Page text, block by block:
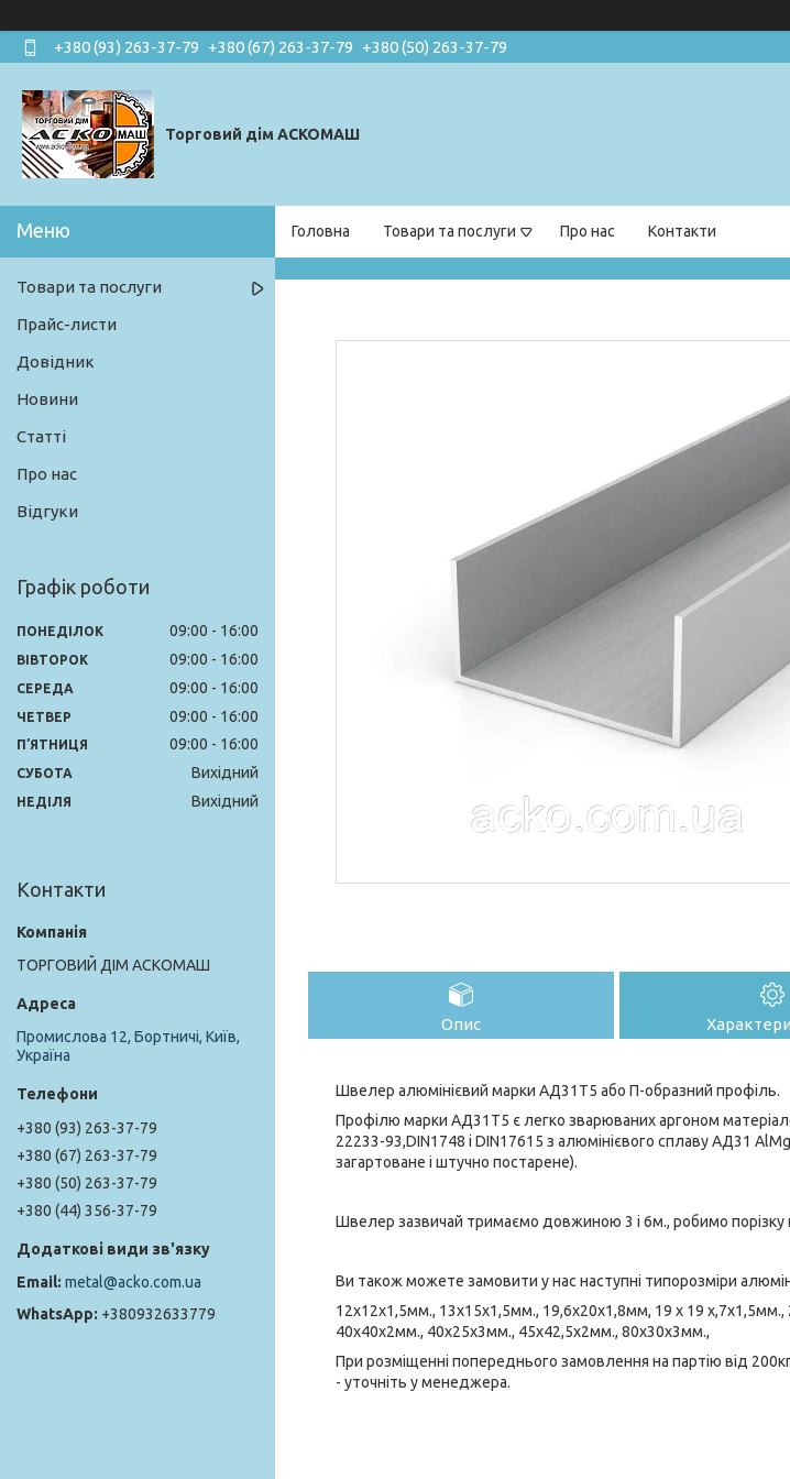
+380 (93) 263-37-79 +380 (67) 263-37-79 +380 (50) 263-37-79
Торговий дім АСКОМАШ
Головна Товари та послуги Про нас Контакти
Опис
Швелер алюмінієвий марки АД31Т5 або П-образний профіль.
Профілю марки АД31Т5 є легко зварюваних аргоном
22233-93,DIN1748 і DIN17615 з алюмінієвого сплаву АД31
загартоване і штучно постарене).
Швелер зазвичай тримаємо довжиною 3 і 6м., робимо порізку
Ви також можете замовити у нас наступні типорозміри
12х12х1,5мм., 13х15х1,5мм., 19,6х20х1,8мм, 19 х 19
40х40х2мм., 40х25х3мм., 45х42,5х2мм., 80х30х3мм.,
При розміщенні попереднього замовлення на партію від
- уточніть у менеджера.
Товари та послуги
Прайс-листи
Довідник
Новини
Статті
Про нас
Відгуки
Графік роботи
ПОНЕДІЛОК 09:00 16:00
ВІВТОРОК 09:00 16:00
СЕРЕДА 09:00 16:00
ЧЕТВЕР 09:00 16:00
ПʼЯТНИЦЯ 09:00 16:00
СУБОТА Вихідний
НЕДІЛЯ Вихідний
Контакти
ТОРГОВИЙ ДІМ АСКОМАШ
Промислова 12, Бортничі, Київ,
Україна
+380 (93) 263-37-79
+380 (67) 263-37-79
+380 (50) 263-37-79
+380 (44) 356-37-79
metal@acko.com.ua
+380932633779